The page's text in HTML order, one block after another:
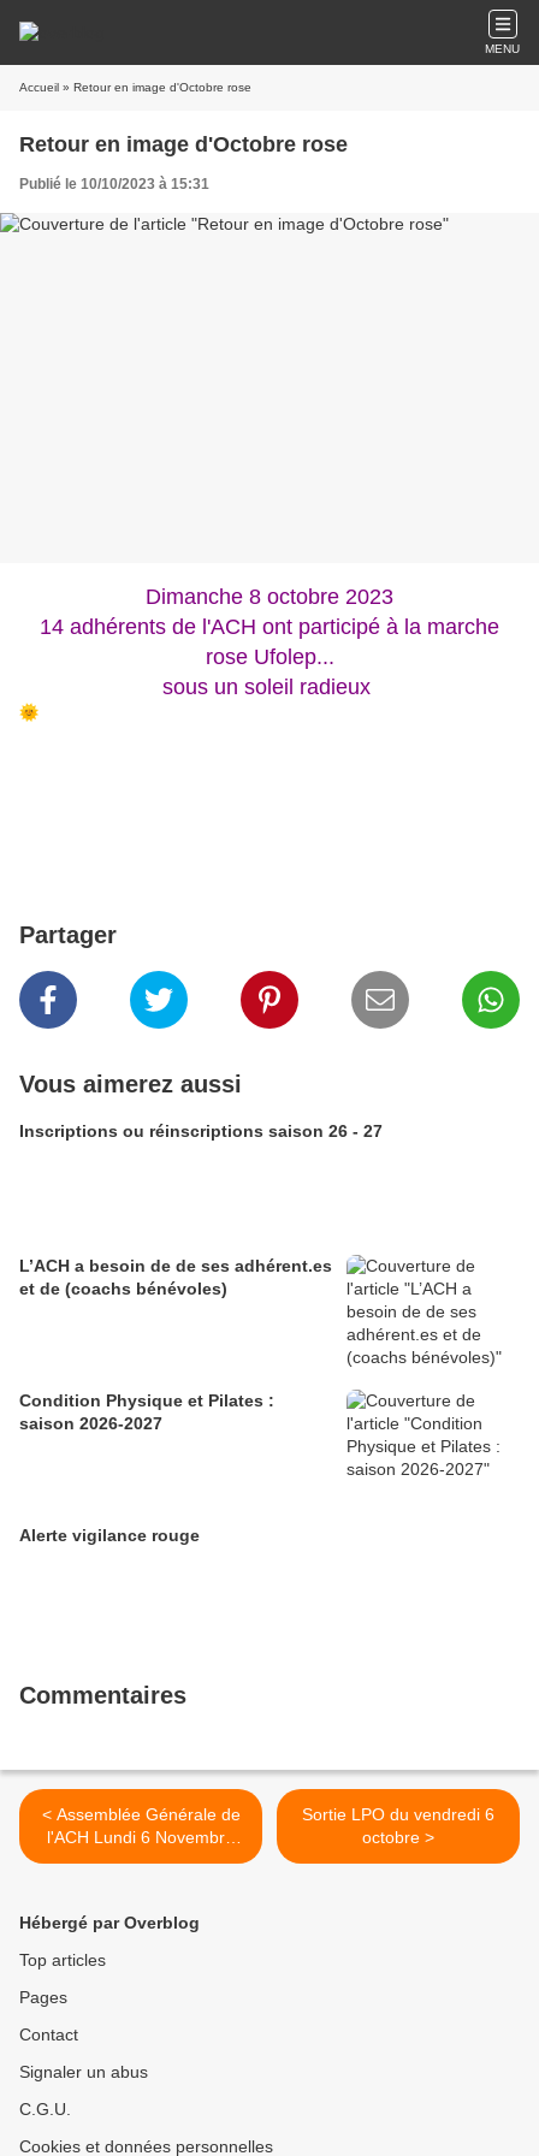
MENU
Accueil » Retour en image d'Octobre rose
Retour en image d'Octobre rose
Publié le 10/10/2023 à 15:31
Dimanche 8 octobre 2023
14 adhérents de l'ACH ont participé à la marche
rose Ufolep...
sous un soleil radieux
Partager
Vous aimerez aussi
Inscriptions ou réinscriptions saison 26 - 27
L’ACH a besoin de de ses adhérent.es
et de (coachs bénévoles)
Condition Physique et Pilates :
saison 2026-2027
Alerte vigilance rouge
Commentaires
< Assemblée Générale de
l'ACH Lundi 6 Novembre
2023
Sortie LPO du vendredi 6
octobre >
Hébergé par Overblog
Top articles
Pages
Contact
Signaler un abus
C.G.U.
Cookies et données personnelles